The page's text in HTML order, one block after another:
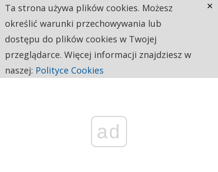
ad
Ta strona używa plików cookies. Możesz
określić warunki przechowywania lub
dostępu do plików cookies w Twojej
przeglądarce. Więcej informacji znajdziesz w
naszej: Polityce Cookies
×